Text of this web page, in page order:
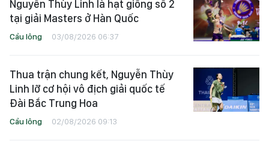
Nguyễn Thùy Linh là hạt giống số 2
tại giải Masters ở Hàn Quốc
Cầu lông 03/08/2026 06:37
Thua trận chung kết, Nguyễn Thùy
Linh lỡ cơ hội vô địch giải quốc tế
Đài Bắc Trung Hoa
Cầu lông 02/08/2026 09:13